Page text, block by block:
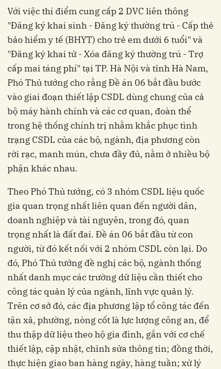
Với việc thí điểm cung cấp 2 DVC liên thông
"Đăng ký khai sinh - Đăng ký thường trú - Cấp thẻ
bảo hiểm y tế (BHYT) cho trẻ em dưới 6 tuổi" và
"Đăng ký khai tử - Xóa đăng ký thường trú - Trợ
cấp mai táng phí" tại TP. Hà Nội và tỉnh Hà Nam,
Phó Thủ tướng cho rằng Đề án 06 bắt đầu bước
vào giai đoạn thiết lập CSDL dùng chung của cả
bộ máy hành chính và các cơ quan, đoàn thể
trong hệ thống chính trị nhằm khắc phục tình
trạng CSDL của các bộ, ngành, địa phương còn
rời rạc, manh mún, chưa đầy đủ, nằm ở nhiều bộ
phận khác nhau.
Theo Phó Thủ tướng, có 3 nhóm CSDL liệu quốc
gia quan trọng nhất liên quan đến người dân,
doanh nghiệp và tài nguyên, trong đó, quan
trọng nhất là đất đai. Đề án 06 bắt đầu từ con
người, từ đó kết nối với 2 nhóm CSDL còn lại. Do
đó, Phó Thủ tướng đề nghị các bộ, ngành thống
nhất danh mục các trường dữ liệu cần thiết cho
công tác quản lý của ngành, lĩnh vực quản lý.
Trên cơ sở đó, các địa phương lập tổ công tác đến
tận xã, phường, nòng cốt là lực lượng công an, để
thu thập dữ liệu theo hộ gia đình, gắn với cơ chế
thiết lập, cập nhật, chỉnh sửa thông tin; đồng thời,
thực hiện giao ban hàng ngày, hàng tuần; xử lý